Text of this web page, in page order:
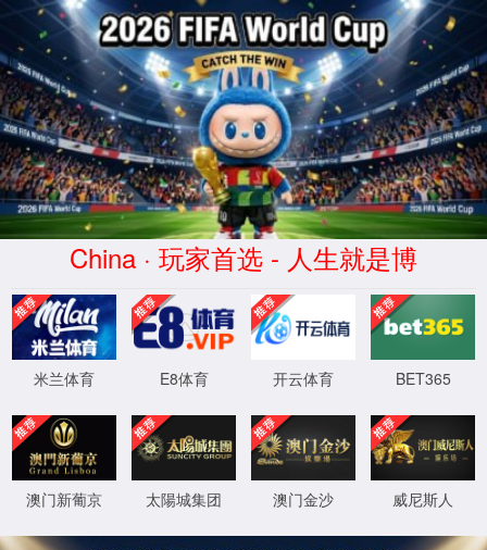
绿茵NBA直播_高清免费在线观
看平台
客服电话：176-1673-8512 / 400-800-8605 预
约参访：0536-7519229
EN
影像中心
您所在的位置： 网站首页-媒体中心-影像中心
科普园地
公司要闻
媒体报道